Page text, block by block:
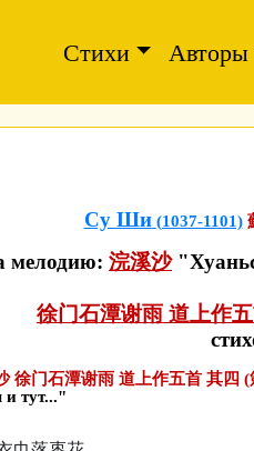
Стихи Авторы
Су Ши (1037-1101)
мелодию: 浣溪沙
徐门石潭谢雨 道上作
徐门石潭谢雨 道上作五首 其四
и тут..."